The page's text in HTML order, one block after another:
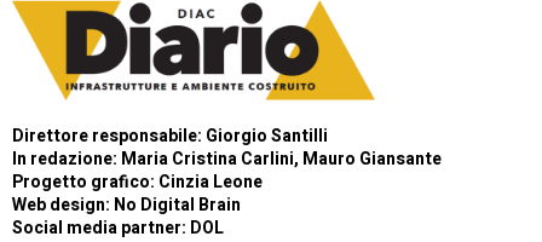
Direttore responsabile: Giorgio Santilli
In redazione: Maria Cristina Carlini, Mauro Giansante
Progetto grafico: Cinzia Leone
Web design: No Digital Brain
Social media partner: DOL